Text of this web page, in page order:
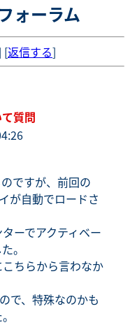
ォーラム
[返信する]
質問
ですが、前回の
が自動でロードさ
ーでアクティベー
。
ちらから言わなか
で、特殊なのかも